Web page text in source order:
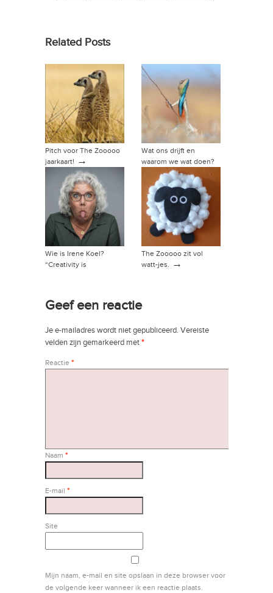
Related Posts
Pitch voor The Zooooo
jaarkaart! →
Wat ons drijft en
waarom we wat doen?
Wie is Irene Koel?
“Creativity is
The Zooooo zit vol
watt-jes. →
Geef een reactie
Je e-mailadres wordt niet gepubliceerd. Vereiste
velden zijn gemarkeerd met*
Reactie *
Naam *
E-mail *
Site
Mijn naam, e-mail en site opslaan in deze browser voor
de volgende keer wanneer ik een reactie plaats.